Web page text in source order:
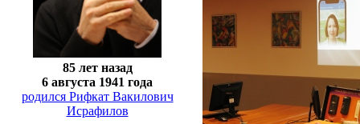
85 лет назад
6 августа 1941 года
родился Рифкат Вакилович
Исрафилов